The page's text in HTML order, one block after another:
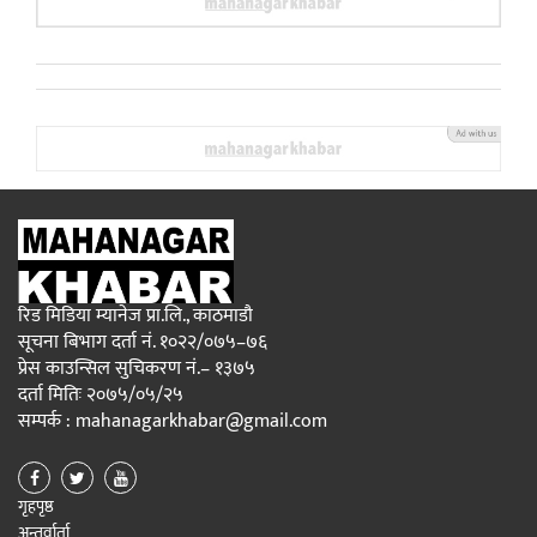
रिड मिडिया म्यानेज प्रा.लि., काठमाडौ
सूचना बिभाग दर्ता नं. १०२२/०७५–७६
प्रेस काउन्सिल सुचिकरण नं.– १३७५
दर्ता मितिः २०७५/०५/२५
सम्पर्क : mahanagarkhabar@gmail.com
गृहपृष्ठ